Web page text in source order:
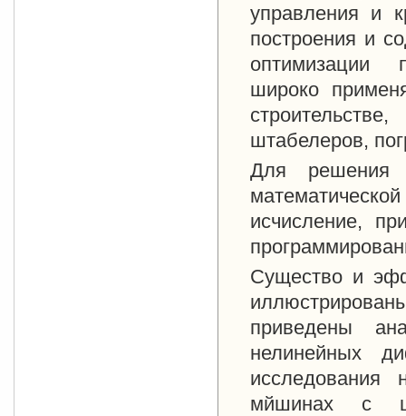
управления и
построения и
оптимизации
широко
штабелеров,
Для решения
исчисление,
Существо и
приведены
нелинейных
исследования
мйшинах с